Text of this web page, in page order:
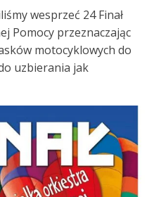
wesprzeć 24 Finał
Pomocy przeznaczając
motocyklowych do
uzbierania jak